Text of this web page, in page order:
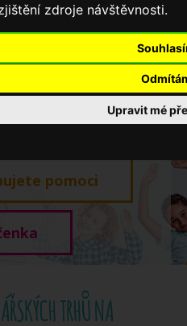
zdroje návštěvnosti.
Upravit mé
oblasti ZŠ
dveří ZŠ
pomoci
TRHŮ NA